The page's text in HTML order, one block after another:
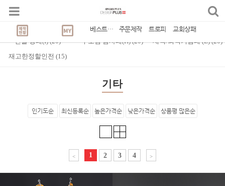
베스트상품 주문제작 트로피 교회상패
Best Seller
CATEGORY 1,631) 감사/공로패 (20) 교회 상패(C)
인물 상패(I)(20) 부모님 감사패(H)(20) 재직/퇴직기념패 (E)(20)
재고한정할인전 (15)
기타
인기도순 최신등록순 높은가격순 낮은가격순 상품평 많은순
< 1 2 3 4 >